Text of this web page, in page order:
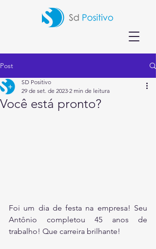
Post
Você está pronto?
SD Positivo
29 de set. de 2023 2 min de leitura
Foi um dia de festa na empresa! Seu
Antônio completou 45 anos de
trabalho! Que carreira brilhante!